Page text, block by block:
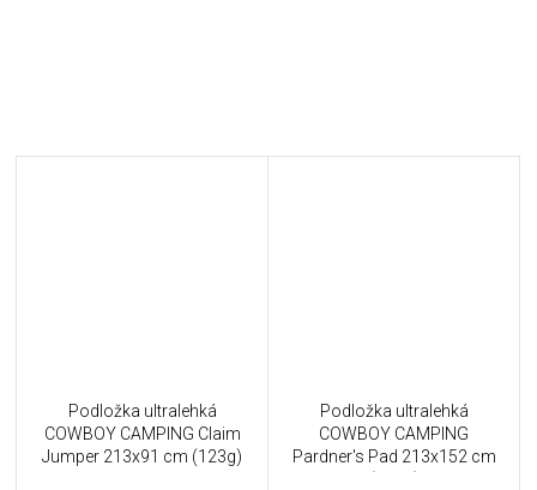
Podložka ultralehká
COWBOY CAMPING Claim
Jumper 213x91 cm (123g)
Podložka ultralehká
COWBOY CAMPING
Pardner's Pad 213x152 cm